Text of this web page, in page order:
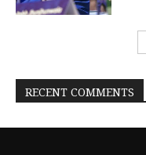
RECENT COMMENTS